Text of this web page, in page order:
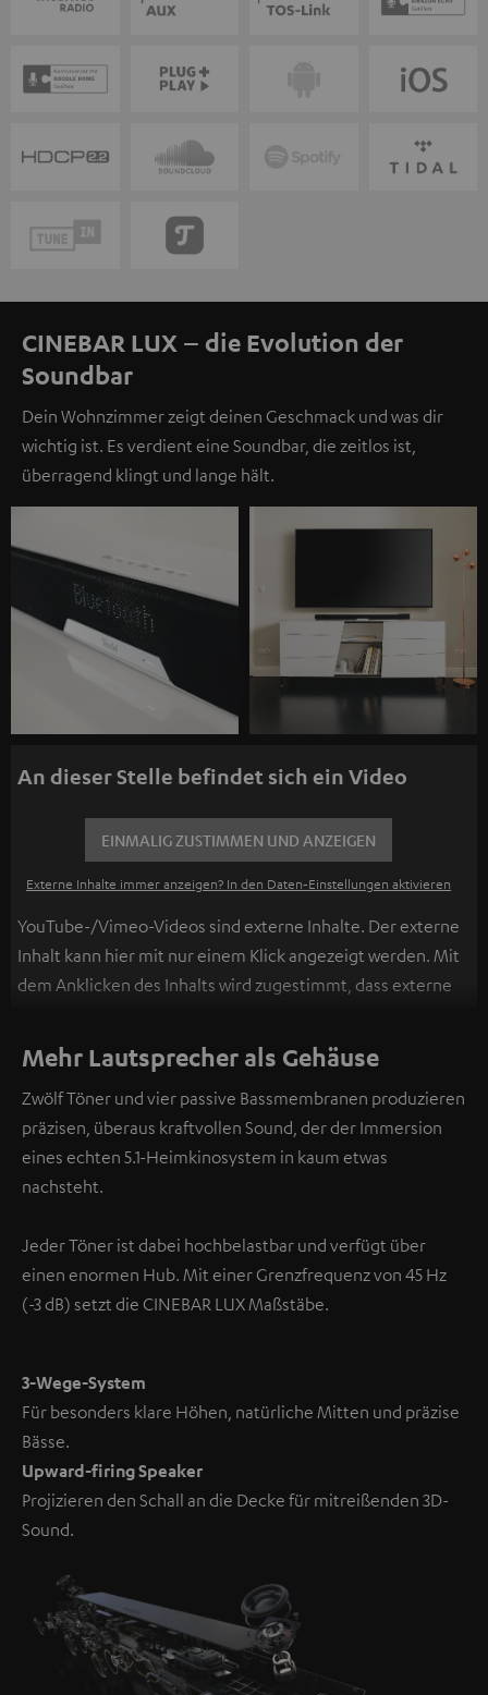
CINEBAR LUX – die Evolution der
Soundbar
Dein Wohnzimmer zeigt deinen Geschmack und was dir
wichtig ist. Es verdient eine Soundbar, die zeitlos ist,
überragend klingt und lange hält.
An dieser Stelle befindet sich ein Video
EINMALIG ZUSTIMMEN UND ANZEIGEN
Externe Inhalte immer anzeigen? In den Daten‑Einstellungen aktivieren
YouTube-/Vimeo-Videos sind externe Inhalte. Der externe
Inhalt kann hier mit nur einem Klick angezeigt werden. Mit
dem Anklicken des Inhalts wird zugestimmt, dass externe
personenbezogene Daten an Drittplattformen
übermittelt werden. Weitere Informationen sind in der
Datenschutzerklärung unter I zu finden.
Mehr Lautsprecher als Gehäuse
Zwölf Töner und vier passive Bassmembranen produzieren
präzisen, überaus kraftvollen Sound, der der Immersion
eines echten 5.1-Heimkinosystem in kaum etwas
nachsteht.
Jeder Töner ist dabei hochbelastbar und verfügt über
einen enormen Hub. Mit einer Grenzfrequenz von 45 Hz
(-3 dB) setzt die CINEBAR LUX Maßstäbe.
3-Wege-System
Für besonders klare Höhen, natürliche Mitten und präzise
Bässe.
Upward-firing Speaker
Projizieren den Schall an die Decke für mitreißenden 3D-
Sound.